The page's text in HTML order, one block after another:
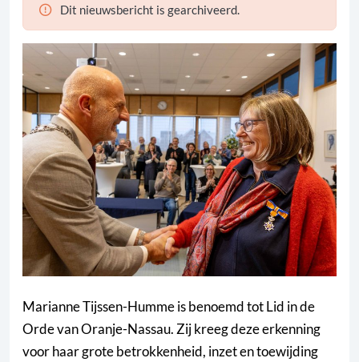
Dit nieuwsbericht is gearchiveerd.
Marianne Tijssen-Humme is benoemd tot Lid in de
Orde van Oranje-Nassau. Zij kreeg deze erkenning
voor haar grote betrokkenheid, inzet en toewijding